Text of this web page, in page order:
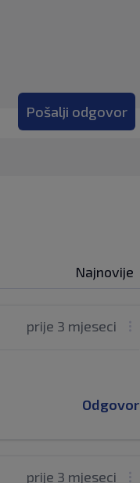
Pošalji odgovor
Najnovije
prije 3 mjeseci
Odgovor
prije 3 mjeseci